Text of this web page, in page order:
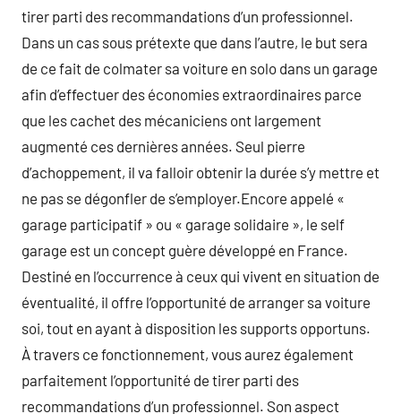
tirer parti des recommandations d’un professionnel.
Dans un cas sous prétexte que dans l’autre, le but sera
de ce fait de colmater sa voiture en solo dans un garage
afin d’effectuer des économies extraordinaires parce
que les cachet des mécaniciens ont largement
augmenté ces dernières années. Seul pierre
d’achoppement, il va falloir obtenir la durée s’y mettre et
ne pas se dégonfler de s’employer.Encore appelé «
garage participatif » ou « garage solidaire », le self
garage est un concept guère développé en France.
Destiné en l’occurrence à ceux qui vivent en situation de
éventualité, il offre l’opportunité de arranger sa voiture
soi, tout en ayant à disposition les supports opportuns.
À travers ce fonctionnement, vous aurez également
parfaitement l’opportunité de tirer parti des
recommandations d’un professionnel. Son aspect